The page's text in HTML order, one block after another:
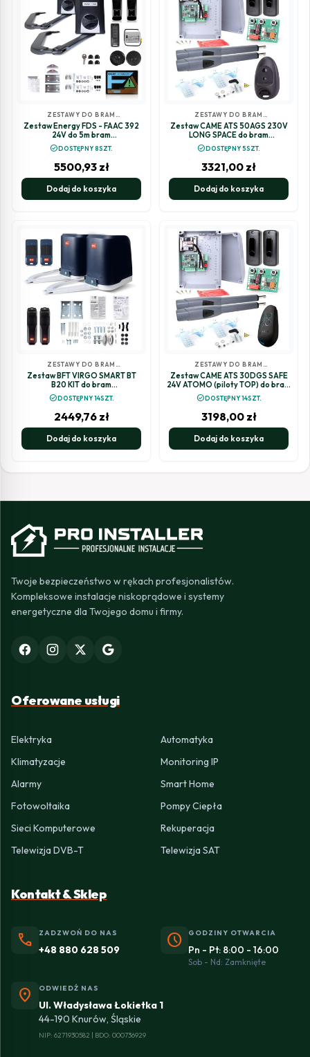
ZESTAWY DO BRAM
SKRZYDŁOWYCH
Zestaw Energy FDS - FAAC 392
24V do 5m bram
dwuskrzydłowych
check_circleDOSTĘPNY 8SZT.
5500,93 zł
Dodaj do koszyka
ZESTAWY DO BRAM
SKRZYDŁOWYCH
Zestaw CAME ATS 50AGS 230V
LONG SPACE do bram
dwuskrzydłowych
check_circleDOSTĘPNY 5SZT.
3321,00 zł
Dodaj do koszyka
ZESTAWY DO BRAM
SKRZYDŁOWYCH
Zestaw BFT VIRGO SMART BT
B20 KIT do bram
dwuskrzydłowych
check_circleDOSTĘPNY 14SZT.
2449,76 zł
Dodaj do koszyka
ZESTAWY DO BRAM
SKRZYDŁOWYCH
Zestaw CAME ATS 30DGS SAFE
24V ATOMO (piloty TOP) do bram
skrzydłowych
check_circleDOSTĘPNY 14SZT.
3198,00 zł
Dodaj do koszyka
Twoje bezpieczeństwo w rękach profesjonalistów.
Kompleksowe instalacje niskoprądowe i systemy
energetyczne dla Twojego domu i firmy.
Oferowane usługi
Elektryka
Automatyka
Klimatyzacje
Monitoring IP
Alarmy
Smart Home
Fotowoltaika
Pompy Ciepła
Sieci Komputerowe
Rekuperacja
Telewizja DVB-T
Telewizja SAT
Kontakt & Sklep
phone ZADZWOŃ DO NAS
+48 880 628 509 schedule GODZINY OTWARCIA
Pn - Pt: 8:00 - 16:00
Sob - Nd: Zamknięte
location_on ODWIEDŹ NAS
Ul. Władysława Łokietka 1
44-190 Knurów, Śląskie
NIP: 6271930582 | BDO: 000736929